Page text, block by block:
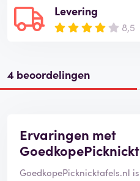
Levering
8,5
4 beoordelingen
Ervaringen met
GoedkopePicknicktafels.nl